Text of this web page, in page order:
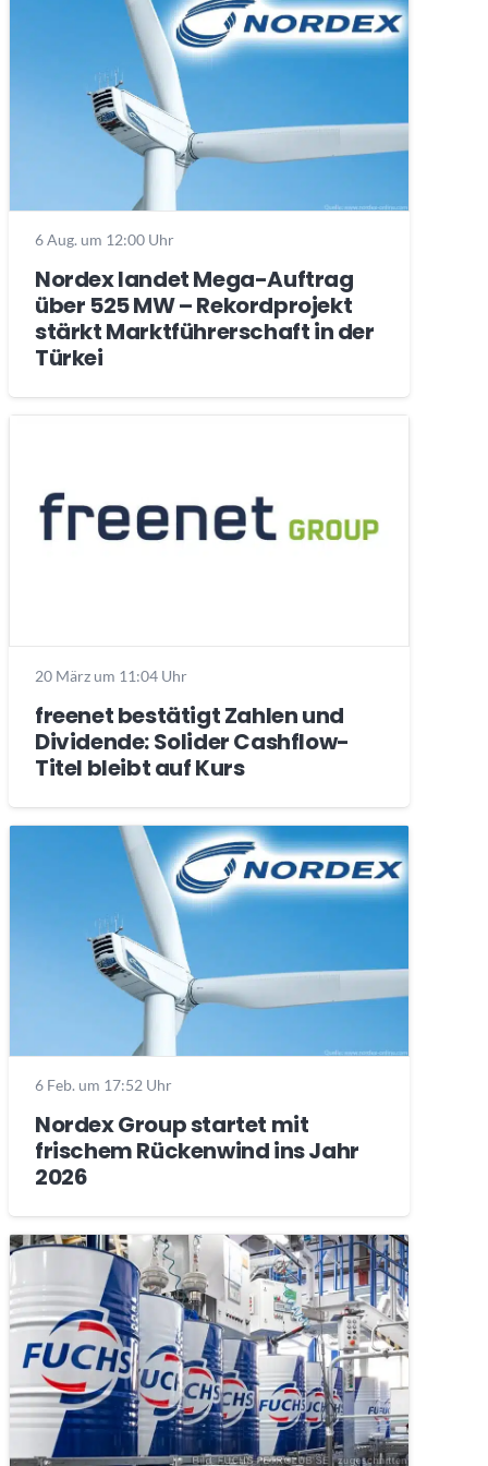
6 Aug. um 12:00 Uhr
Nordex landet Mega-Auftrag
über 525 MW – Rekordprojekt
stärkt Marktführerschaft in der
Türkei
20 März um 11:04 Uhr
freenet bestätigt Zahlen und
Dividende: Solider Cashflow-
Titel bleibt auf Kurs
6 Feb. um 17:52 Uhr
Nordex Group startet mit
frischem Rückenwind ins Jahr
2026